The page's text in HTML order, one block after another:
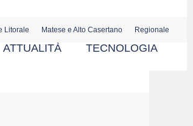
Litorale Matese e Alto Casertano Regionale
ATTUALITÀ TECNOLOGIA